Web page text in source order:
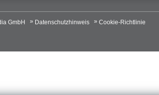
GmbH Datenschutzhinweis
Cookie-Richtlinie